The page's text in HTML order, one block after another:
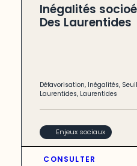
Inégalités
Des Laurentides
Défavorisation, Inégalités,
Laurentides, Laurentides
Enjeux sociaux
CONSULTER